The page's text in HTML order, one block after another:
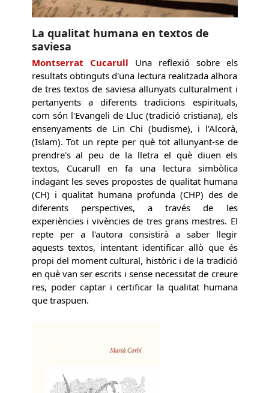
La qualitat humana en textos de
saviesa
Montserrat Cucarull Una reflexió sobre els
resultats obtinguts d'una lectura realitzada alhora
de tres textos de saviesa allunyats culturalment i
pertanyents a diferents tradicions espirituals,
com són l'Evangeli de Lluc (tradició cristiana), els
ensenyaments de Lin Chi (budisme), i l'Alcorà,
(Islam). Tot un repte per què tot allunyant-se de
prendre's al peu de la lletra el què diuen els
textos, Cucarull en fa una lectura simbòlica
indagant les seves propostes de qualitat humana
(CH) i qualitat humana profunda (CHP) des de
diferents perspectives, a través de les
experiències i vivències de tres grans mestres. El
repte per a l'autora consistirà a saber llegir
aquests textos, intentant identificar allò que és
propi del moment cultural, històric i de la tradició
en què van ser escrits i sense necessitat de creure
res, poder captar i certificar la qualitat humana
que traspuen.